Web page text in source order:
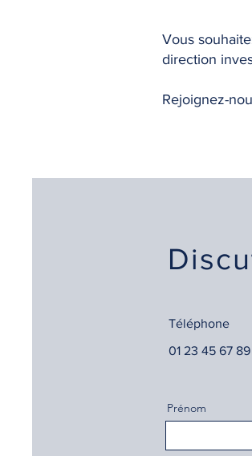
Vous
direction
Rejoignez-
Téléphone
01 23 45 67 89
Prénom